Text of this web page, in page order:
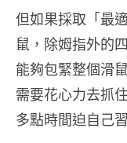
但如果採取「最
鼠，除姆指外的
能夠包緊整個滑
需要花心力去抓
多點時間迫自己